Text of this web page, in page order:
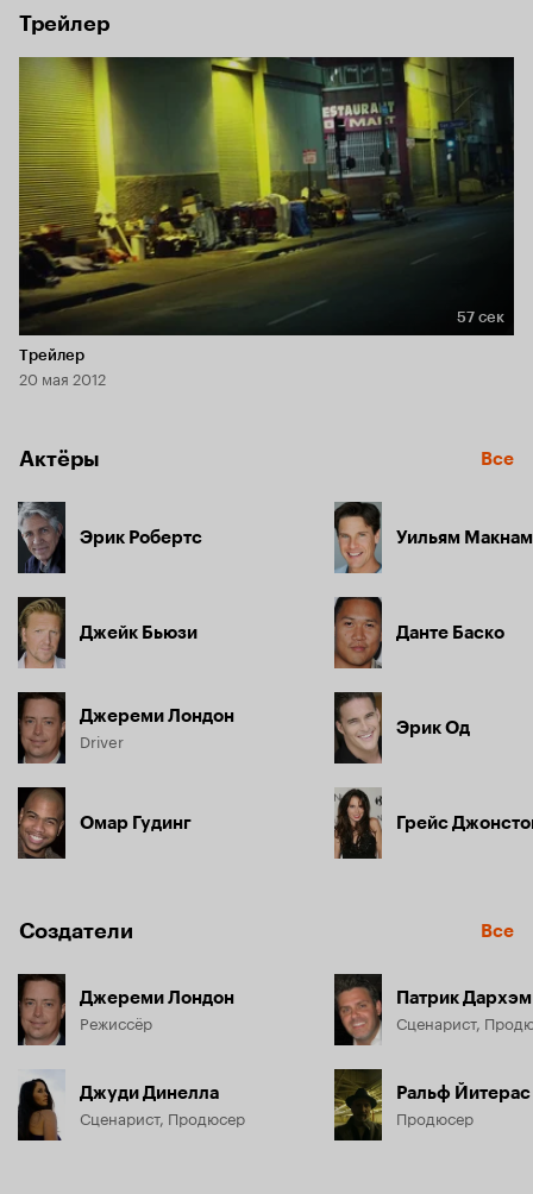
Трейлер
Длительность 57 сек
57 сек
Трейлер
20 мая 2012
Актёры Все
Эрик Робертс
Джейк Бьюзи
Джереми Лондон
Driver
Омар Гудинг
Уильям
Данте Баско
Эрик Од
Грейс
Создатели Все
Джереми Лондон
Режиссёр
Джуди Динелла
Сценарист, Продюсер
Патрик Дархэм
Сценарист,
Ральф Йитерас
Продюсер